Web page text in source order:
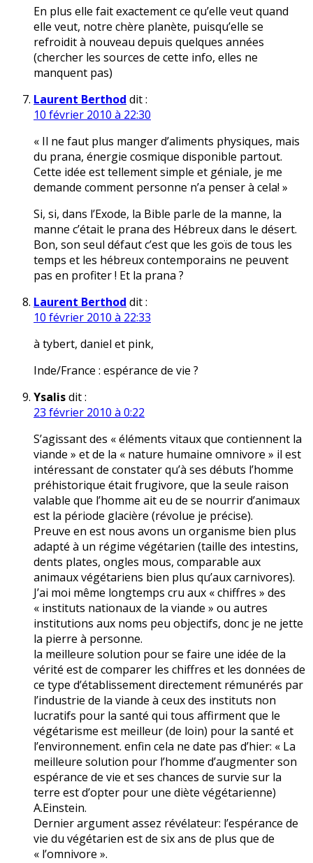
En plus elle fait exactement ce qu’elle veut quand
elle veut, notre chère planète, puisqu’elle se
refroidit à nouveau depuis quelques années
(chercher les sources de cette info, elles ne
manquent pas)
Laurent Berthod dit :
10 février 2010 à 22:30
« Il ne faut plus manger d’aliments physiques, mais
du prana, énergie cosmique disponible partout.
Cette idée est tellement simple et géniale, je me
demande comment personne n’a penser à cela! »
Si, si, dans l’Exode, la Bible parle de la manne, la
manne c’était le prana des Hébreux dans le désert.
Bon, son seul défaut c’est que les goïs de tous les
temps et les hébreux contemporains ne peuvent
pas en profiter ! Et la prana ?
Laurent Berthod dit :
10 février 2010 à 22:33
à tybert, daniel et pink,
Inde/France : espérance de vie ?
Ysalisdit :
23 février 2010 à 0:22
S’agissant des « éléments vitaux que contiennent la
viande » et de la « nature humaine omnivore » il est
intéressant de constater qu’à ses débuts l’homme
préhistorique était frugivore, que la seule raison
valable que l’homme ait eu de se nourrir d’animaux
est la période glacière (révolue je précise).
Preuve en est nous avons un organisme bien plus
adapté à un régime végétarien (taille des intestins,
dents plates, ongles mous, comparable aux
animaux végétariens bien plus qu’aux carnivores).
J’ai moi même longtemps cru aux « chiffres » des
« instituts nationaux de la viande » ou autres
institutions aux noms peu objectifs, donc je ne jette
la pierre à personne.
la meilleure solution pour se faire une idée de la
vérité est de comparer les chiffres et les données de
ce type d’établissement directement rémunérés par
l’industrie de la viande à ceux des instituts non
lucratifs pour la santé qui tous affirment que le
végétarisme est meilleur (de loin) pour la santé et
l’environnement. enfin cela ne date pas d’hier: « La
meilleure solution pour l’homme d’augmenter son
espérance de vie et ses chances de survie sur la
terre est d’opter pour une diète végétarienne)
A.Einstein.
Dernier argument assez révélateur: l’espérance de
vie du végétarien est de six ans de plus que de
« l’omnivore ».